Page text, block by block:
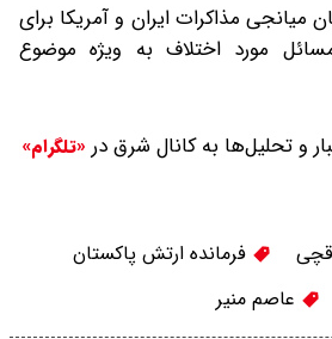
میانجی مذاکرات ایران و آمریکا برای
مورد اختلاف به ویژه موضوع
و تحلیل‌ها به کانال شرق در «تلگرام»
فرمانده ارتش پاکستان
عاصم منیر